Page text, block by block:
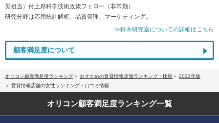
災担当）付上席科学技術政策フェロー（非常勤）
研究分野は応用統計解析、品質管理、マーケティング。
≫鈴木研究室についての詳細はこちら
顧客満足度について
オリコン顧客満足度ランキング おすすめの賃貸情報店舗ランキング・比較
2023年版
賃貸情報店舗の女性ランキング・口コミ情報
オリコン顧客満足度ランキング一覧